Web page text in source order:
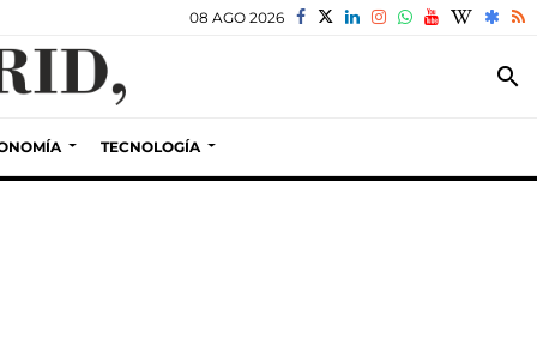
08 AGO 2026
search
TECNOLOGÍA